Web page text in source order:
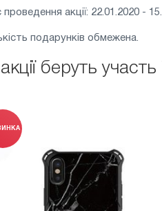
проведення акції: 22.01.2020 -
подарунків обмежена.
беруть